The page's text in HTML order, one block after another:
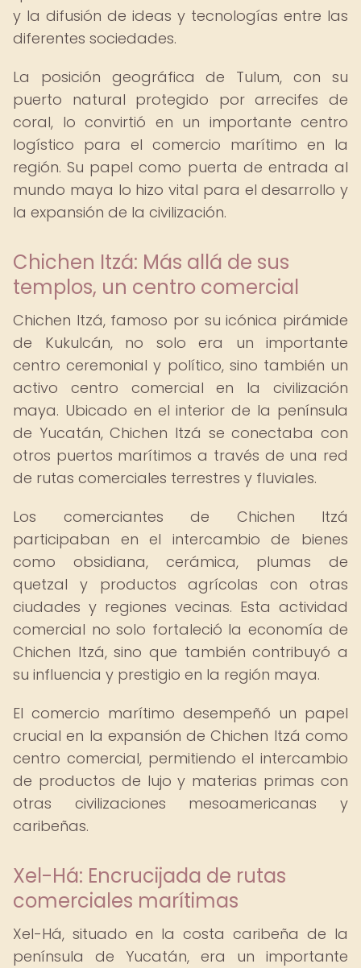
y la difusión de ideas y tecnologías entre las
diferentes sociedades.
La posición geográfica de Tulum, con su
puerto natural protegido por arrecifes de
coral, lo convirtió en un importante centro
logístico para el comercio marítimo en la
región. Su papel como puerta de entrada al
mundo maya lo hizo vital para el desarrollo y
la expansión de la civilización.
Chichen Itzá: Más allá de sus
templos, un centro comercial
Chichen Itzá, famoso por su icónica pirámide
de Kukulcán, no solo era un importante
centro ceremonial y político, sino también un
activo centro comercial en la civilización
maya. Ubicado en el interior de la península
de Yucatán, Chichen Itzá se conectaba con
otros puertos marítimos a través de una red
de rutas comerciales terrestres y fluviales.
Los comerciantes de Chichen Itzá
participaban en el intercambio de bienes
como obsidiana, cerámica, plumas de
quetzal y productos agrícolas con otras
ciudades y regiones vecinas. Esta actividad
comercial no solo fortaleció la economía de
Chichen Itzá, sino que también contribuyó a
su influencia y prestigio en la región maya.
El comercio marítimo desempeñó un papel
crucial en la expansión de Chichen Itzá como
centro comercial, permitiendo el intercambio
de productos de lujo y materias primas con
otras civilizaciones mesoamericanas y
caribeñas.
Xel-Há: Encrucijada de rutas
comerciales marítimas
Xel-Há, situado en la costa caribeña de la
península de Yucatán, era un importante